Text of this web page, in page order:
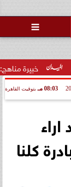

خبيرة مناهج: حداثة
08:03 مـ بتوقيت القاهرة
كلنا